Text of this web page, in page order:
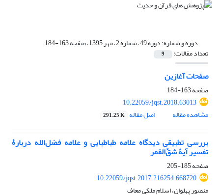
دوره و شماره:دوره 49، شماره 2، مهر 1395، صفحه 163-184
تعداد مقالات: 9
صفحات آغازین
صفحه163-184
10.22059/jqst.2018.63013
مشاهده مقاله
اصل مقاله 291.25 K
بررسی تطبیقی دیدگاه علامه طباطبایی و علامه فضل‌الله دربارۀ
تفسیر آیۀ شقّ‌القمر
صفحه185-205
10.22059/jqst.2017.216254.668720
منصور پهلوان، اسلام ملکی معاف